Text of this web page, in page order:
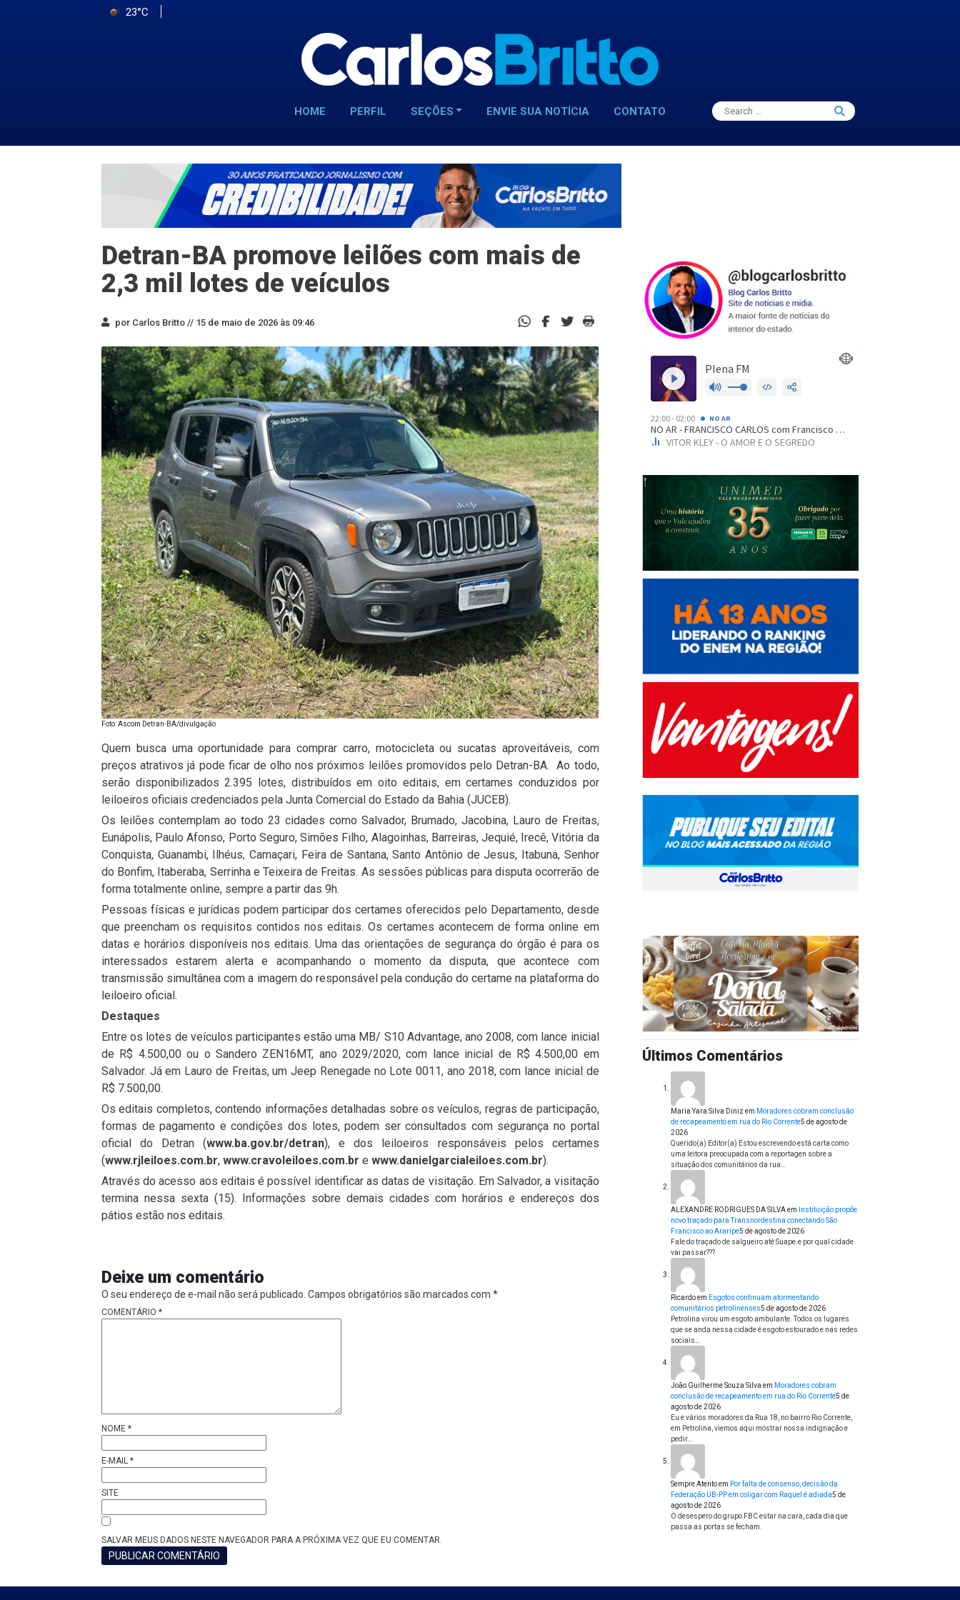
23°C
HOME PERFIL SEÇÕES ENVIE SUA NOTÍCIA CONTATO
Search
for:
Search
Detran-BA promove leilões com mais de
2,3 mil lotes de veículos
por Carlos Britto // 15 de maio de 2026 às 09:46
Foto: Ascom Detran-BA/divulgação
Quem busca uma oportunidade para comprar carro, motocicleta ou sucatas aproveitáveis, com
preços atrativos já pode ficar de olho nos próximos leilões promovidos pelo Detran-BA. Ao todo,
serão disponibilizados 2.395 lotes, distribuídos em oito editais, em certames conduzidos por
leiloeiros oficiais credenciados pela Junta Comercial do Estado da Bahia (JUCEB).
Os leilões contemplam ao todo 23 cidades como Salvador, Brumado, Jacobina, Lauro de Freitas,
Eunápolis, Paulo Afonso, Porto Seguro, Simões Filho, Alagoinhas, Barreiras, Jequié, Irecê, Vitória da
Conquista, Guanambi, Ilhéus, Camaçari, Feira de Santana, Santo Antônio de Jesus, Itabuna, Senhor
do Bonfim, Itaberaba, Serrinha e Teixeira de Freitas. As sessões públicas para disputa ocorrerão de
forma totalmente online, sempre a partir das 9h.
Pessoas físicas e jurídicas podem participar dos certames oferecidos pelo Departamento, desde
que preencham os requisitos contidos nos editais. Os certames acontecem de forma online em
datas e horários disponíveis nos editais. Uma das orientações de segurança do órgão é para os
interessados estarem alerta e acompanhando o momento da disputa, que acontece com
transmissão simultânea com a imagem do responsável pela condução do certame na plataforma do
leiloeiro oficial.
Destaques
Entre os lotes de veículos participantes estão uma MB/ S10 Advantage, ano 2008, com lance inicial
de R$ 4.500,00 ou o Sandero ZEN16MT, ano 2029/2020, com lance inicial de R$ 4.500,00 em
Salvador. Já em Lauro de Freitas, um Jeep Renegade no Lote 0011, ano 2018, com lance inicial de
R$ 7.500,00.
Os editais completos, contendo informações detalhadas sobre os veículos, regras de participação,
formas de pagamento e condições dos lotes, podem ser consultados com segurança no portal
oficial do Detran (www.ba.gov.br/detran), e dos leiloeiros responsáveis pelos certames
(www.rjleiloes.com.br, www.cravoleiloes.com.br e www.danielgarcialeiloes.com.br).
Através do acesso aos editais é possível identificar as datas de visitação. Em Salvador, a visitação
termina nessa sexta (15). Informações sobre demais cidades com horários e endereços dos
pátios estão nos editais.
Deixe um comentário
O seu endereço de e-mail não será publicado. Campos obrigatórios são marcados com *
COMENTÁRIO *
NOME *
E-MAIL *
SITE
SALVAR MEUS DADOS NESTE NAVEGADOR PARA A PRÓXIMA VEZ QUE EU COMENTAR.
Últimos Comentários
Maria Yara Silva Diniz em Moradores cobram conclusão
de recapeamento em rua do Rio Corrente5 de agosto de
2026
Querido(a) Editor(a) Estou escrevendo está carta como
uma leitora preocupada com a reportagen sobre a
situação dos comunitários da rua…
ALEXANDRE RODRIGUES DA SILVAem
Instituição propõe
novo traçado para Transnordestina conectando São
Francisco ao Araripe5 de agosto de 2026
Fale do traçado de salgueiro até Suape.e por qual cidade
vai passar???
Ricardoem Esgotos continuam atormentando
comunitários petrolinenses5 de agosto de 2026
Petrolina virou um esgoto ambulante. Todos os lugares
que se anda nessa cidade é esgoto estourado e nas redes
sociais…
João Guilherme Souza Silva em Moradores cobram
conclusão de recapeamento em rua do Rio Corrente5 de
agosto de 2026
Eu e vários moradores da Rua 18, no bairro Rio Corrente,
em Petrolina, viemos aqui mostrar nossa indignação e
pedir…
Sempre Atentoem Por falta de consenso, decisão da
Federação UB-PP em coligar com Raquel é adiada5 de
agosto de 2026
O desespero do grupo FBC estar na cara, cada dia que
passa as portas se fecham.